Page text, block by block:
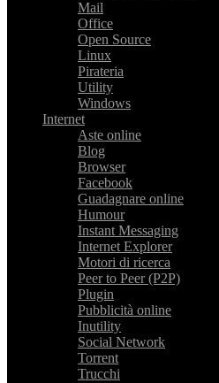
Mail
Office
Open Source
Linux
Pirateria
Utility
Windows
Internet
Aste online
Blog
Browser
Facebook
Guadagnare online
Humour
Instant Messaging
Internet Explorer
Motori di ricerca
Peer to Peer (P2P)
Plugin
Pubblicità online
Inutility
Social Network
Torrent
Trucchi